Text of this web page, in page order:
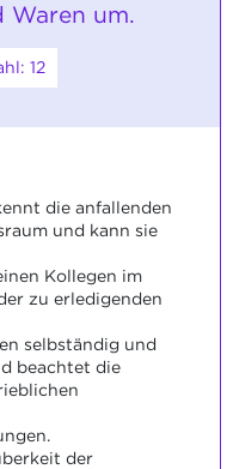
Waren um.
12
die anfallenden
und kann sie
Kollegen im
zu erledigenden
selbständig und
beachtet die
der